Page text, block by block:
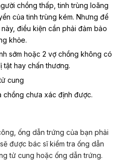
chồng thấp, tinh trùng loãng
của tinh trùng kém. Nhưng để
điều kiện cần phải đảm bảo
khỏe.
sớm hoặc 2 vợ chồng không có
tật hay chấn thương.
cung
chồng chưa xác định được.
ống dẫn trứng của bạn phải
được bác sĩ kiểm tra ống dẫn
tử cung hoặc ống dẫn trứng.